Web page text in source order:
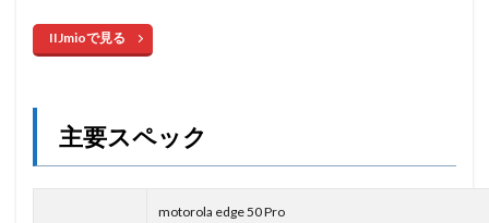
IIJmioで見る
主要スペック
motorola edge 50 Pro